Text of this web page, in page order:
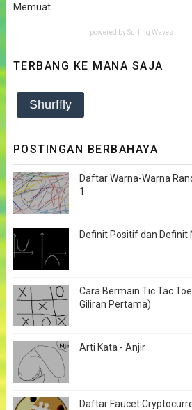
Memuat...
powered by Surfing Waves
TERBANG KE MANA SAJA
Shurffly
POSTINGAN BERBAHAYA
Daftar Warna-Warna
1
Definit Positif dan Definit
Cara Bermain Tic Tac
Giliran Pertama)
Arti Kata - Anjir
Daftar Faucet